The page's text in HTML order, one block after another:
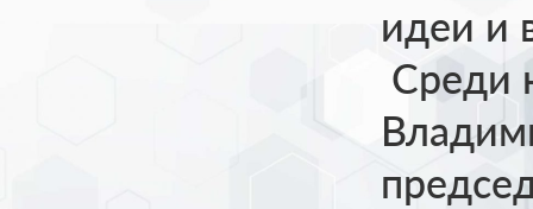
идеи и
Среди